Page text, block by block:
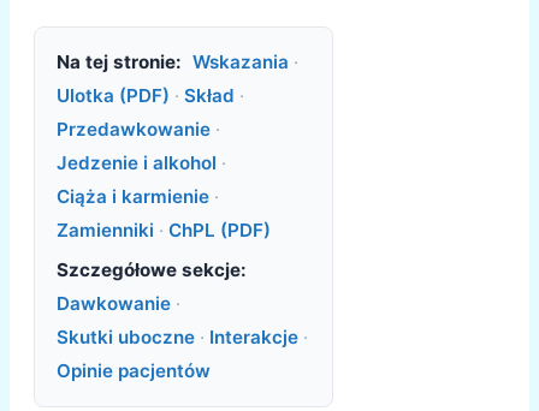
Na tej stronie: Wskazania ·
Ulotka (PDF) · Skład ·
Przedawkowanie ·
Jedzenie i alkohol ·
Ciąża i karmienie ·
Zamienniki · ChPL (PDF)
Szczegółowe sekcje:
Dawkowanie ·
Skutki uboczne · Interakcje ·
Opinie pacjentów